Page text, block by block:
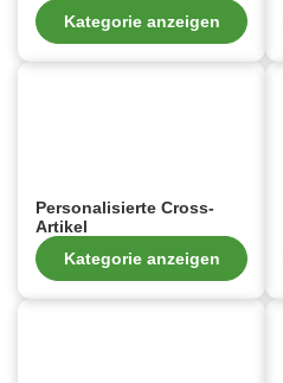
Kategorie anzeigen
Personalisierte Cross-
Artikel
Kategorie anzeigen